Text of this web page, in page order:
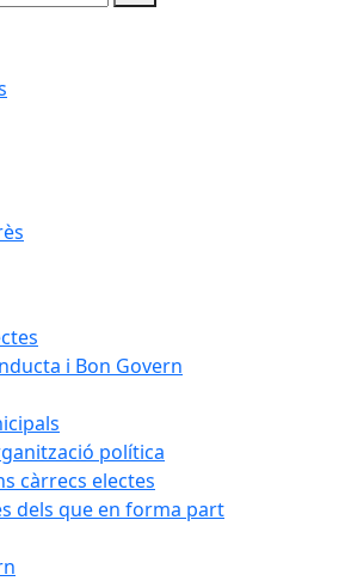
i Bon Govern
política
càrrecs electes
dels que en forma part